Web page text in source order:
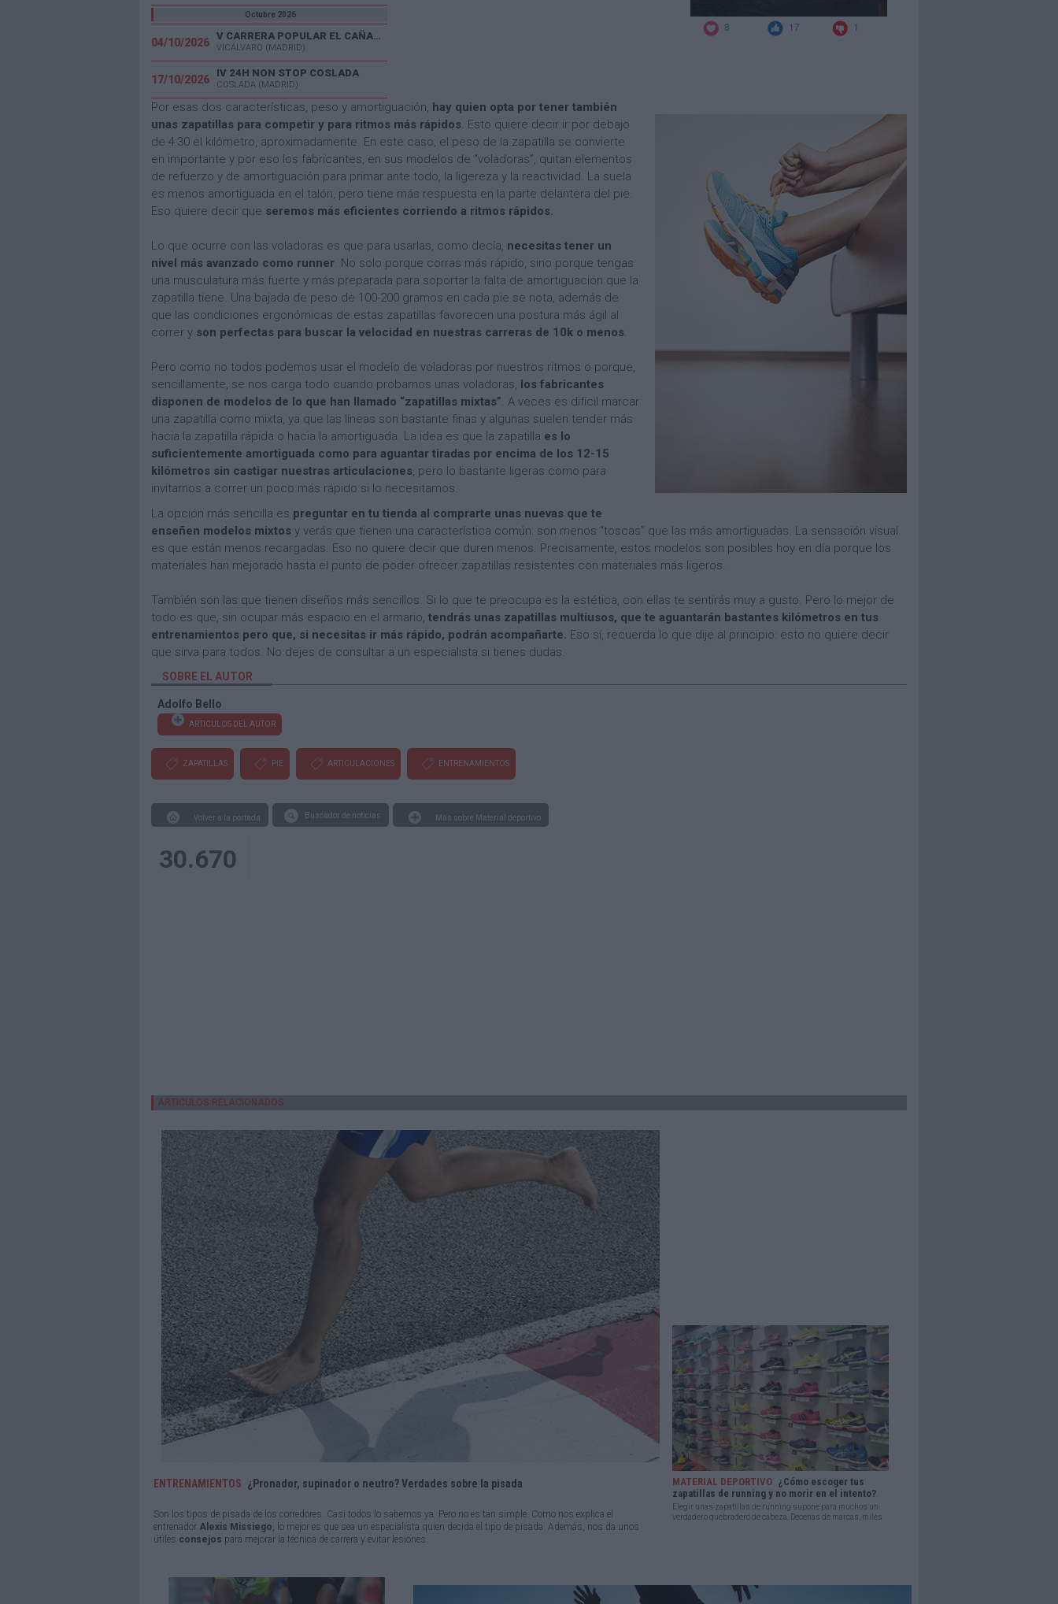
Octubre 2026
04/10/2026
V CARRERA POPULAR EL CAÑAVERAL
VICÁLVARO (MADRID)
17/10/2026
IV 24H NON STOP COSLADA
COSLADA (MADRID)
Por esas dos características, peso y amortiguación, hay quien opta por tener también
unas zapatillas para competir y para ritmos más rápidos. Esto quiere decir ir por debajo
de 4:30 el kilómetro, aproximadamente. En este caso, el peso de la zapatilla se convierte
en importante y por eso los fabricantes, en sus modelos de “voladoras”, quitan elementos
de refuerzo y de amortiguación para primar ante todo, la ligereza y la reactividad. La suela
es menos amortiguada en el talón, pero tiene más respuesta en la parte delantera del pie.
Eso quiere decir que seremos más eficientes corriendo a ritmos rápidos.
Lo que ocurre con las voladoras es que para usarlas, como decía, necesitas tener un
nivel más avanzado como runner. No solo porque corras más rápido, sino porque tengas
una musculatura más fuerte y más preparada para soportar la falta de amortiguación que la
zapatilla tiene. Una bajada de peso de 100-200 gramos en cada pie se nota, además de
que las condiciones ergonómicas de estas zapatillas favorecen una postura más ágil al
correr y son perfectas para buscar la velocidad en nuestras carreras de 10k o menos.
Pero como no todos podemos usar el modelo de voladoras por nuestros ritmos o porque,
sencillamente, se nos carga todo cuando probamos unas voladoras, los fabricantes
disponen de modelos de lo que han llamado “zapatillas mixtas”. A veces es difícil marcar
una zapatilla como mixta, ya que las líneas son bastante finas y algunas suelen tender más
hacia la zapatilla rápida o hacia la amortiguada. La idea es que la zapatilla es lo
suficientemente amortiguada como para aguantar tiradas por encima de los 12-15
kilómetros sin castigar nuestras articulaciones, pero lo bastante ligeras como para
invitarnos a correr un poco más rápido si lo necesitamos.
La opción más sencilla es preguntar en tu tienda al comprarte unas nuevas que te
enseñen modelos mixtos y verás que tienen una característica común: son menos “toscas” que las más amortiguadas. La sensación visual
es que están menos recargadas. Eso no quiere decir que duren menos. Precisamente, estos modelos son posibles hoy en día porque los
materiales han mejorado hasta el punto de poder ofrecer zapatillas resistentes con materiales más ligeros.
También son las que tienen diseños más sencillos. Si lo que te preocupa es la estética, con ellas te sentirás muy a gusto. Pero lo mejor de
todo es que, sin ocupar más espacio en el armario, tendrás unas zapatillas multiusos, que te aguantarán bastantes kilómetros en tus
entrenamientos pero que, si necesitas ir más rápido, podrán acompañarte. Eso sí, recuerda lo que dije al principio: esto no quiere decir
que sirva para todos. No dejes de consultar a un especialista si tienes dudas.
SOBRE EL AUTOR
Adolfo Bello
ARTICULOS DEL AUTOR
ZAPATILLAS PIE ARTICULACIONES ENTRENAMIENTOS
Volver a la portada Buscador de noticias Más sobre Material deportivo
30.670
ARTICULOS RELACIONADOS
ENTRENAMIENTOS ¿Pronador, supinador o neutro? Verdades sobre la pisada
Son los tipos de pisada de los corredores. Casi todos lo sabemos ya. Pero no es tan simple. Como nos explica el
entrenador Alexis Missiego, lo mejor es que sea un especialista quien decida el tipo de pisada. Además, nos da unos
útiles consejos para mejorar la técnica de carrera y evitar lesiones.
MATERIAL DEPORTIVO
¿Cómo escoger tus
zapatillas de running y no morir en el intento?
Elegir unas zapatillas de running supone para muchos un
verdadero quebradero de cabeza. Decenas de marcas, miles